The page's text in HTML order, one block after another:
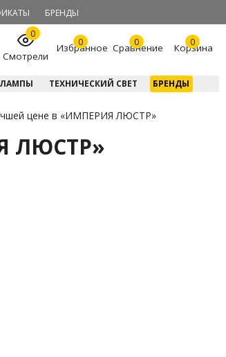
БРЕНДЫ
0
Смотрели
0
Избранное 0
Сравнение 0
Корзина
ЛАМПЫ ТЕХНИЧЕСКИЙ СВЕТ БРЕНДЫ
цене в «ИМПЕРИЯ ЛЮСТР»
ЛЮСТР»